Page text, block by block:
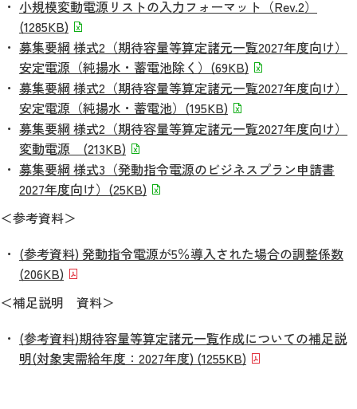
小規模変動電源リストの入力フォーマット（Rev.2）
(1285KB)
募集要綱 様式2（期待容量等算定諸元一覧2027年度向け）
安定電源（純揚水・蓄電池除く） (69KB)
募集要綱 様式2（期待容量等算定諸元一覧2027年度向け）
安定電源（純揚水・蓄電池） (195KB)
募集要綱 様式2（期待容量等算定諸元一覧2027年度向け）
変動電源 (213KB)
募集要綱 様式3（発動指令電源のビジネスプラン申請書
2027年度向け） (25KB)
＜参考資料＞
(参考資料) 発動指令電源が5％導入された場合の調整係数
(206KB)
＜補足説明 資料＞
(参考資料)期待容量等算定諸元一覧作成についての補足説
明(対象実需給年度：2027年度) (1255KB)